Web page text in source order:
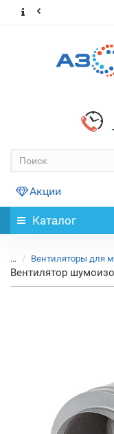
Акции
Каталог
... Вентиляторы для
Вентилятор